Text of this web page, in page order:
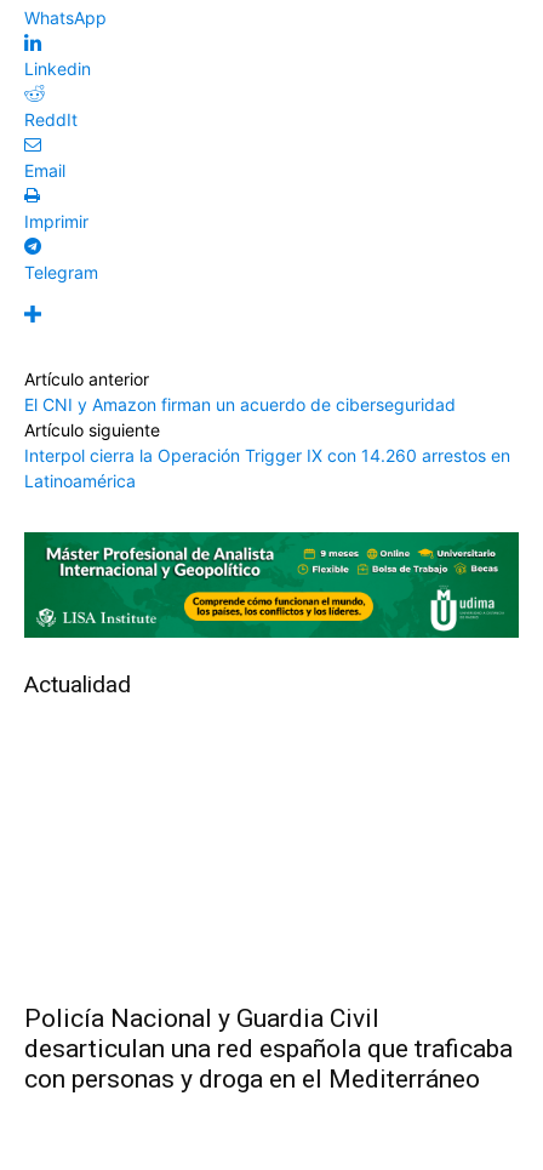
WhatsApp
Linkedin
ReddIt
Email
Imprimir
Telegram
Artículo anterior
El CNI y Amazon firman un acuerdo de ciberseguridad
Artículo siguiente
Interpol cierra la Operación Trigger IX con 14.260 arrestos en
Latinoamérica
Actualidad
Policía Nacional y Guardia Civil
desarticulan una red española que traficaba
con personas y droga en el Mediterráneo